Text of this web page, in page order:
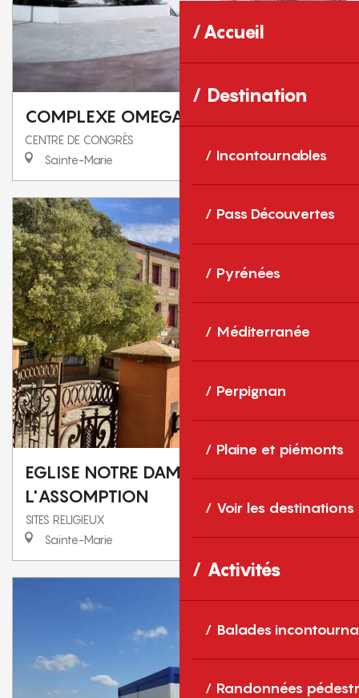
Accueil
Destination
Incontournables
Pass Découvertes
Pyrénées
Méditerranée
Perpignan
Plaine et piémonts
Voir les destinations
Activités
Balades
Randonnées
COMPLEXE OMEGA
CENTRE DE CONGRÈS
Sainte-Marie
EGLISE NOTRE DAME DE
L'ASSOMPTION
SITES RELIGIEUX
Sainte-Marie